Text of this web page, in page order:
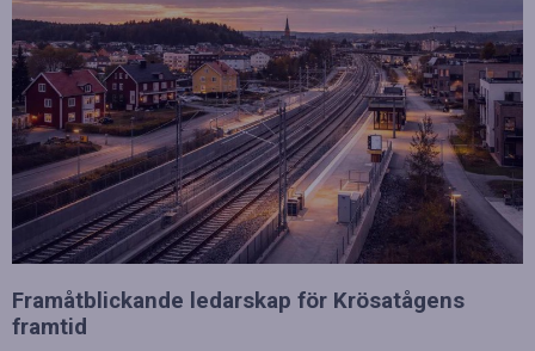
Framåtblickande ledarskap för Krösatågens
framtid